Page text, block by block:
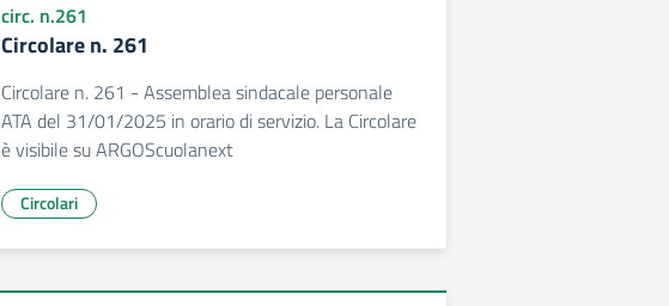
circ. n.261
Circolare n. 261
Circolare n. 261 - Assemblea sindacale personale
ATA del 31/01/2025 in orario di servizio. La Circolare
è visibile su ARGOScuolanext
Circolari